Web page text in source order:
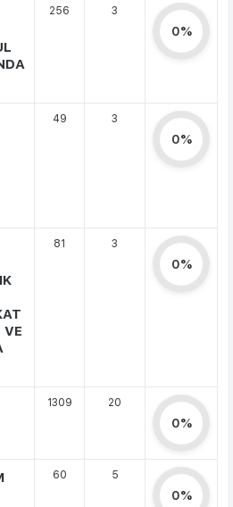
256 3
0%
49 3
0%
VE
81 3
0%
1309 20
0%
60 5
0%